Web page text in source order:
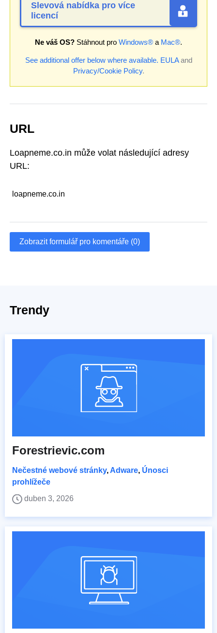
Slevová nabídka pro více
licencí
Ne váš OS? Stáhnout pro Windows® a Mac®.
See additional offer below where available. EULAand
Privacy/Cookie Policy.
URL
Loapneme.co.in může volat následující adresy
URL:
loapneme.co.in
Zobrazit formulář pro komentáře (0)
Trendy
Forestrievic.com
Nečestné webové stránky, Adware, Únosci
prohlížeče
duben 3, 2026